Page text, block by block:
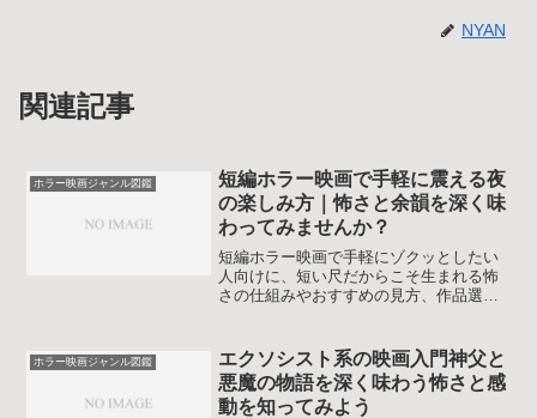
NYAN
関連記事
ホラー映画ジャンル図鑑
短編ホラー映画で手軽に震える夜
の楽しみ方｜怖さと余韻を深く味
わってみませんか？
短編ホラー映画で手軽にゾクッとしたい
人向けに、短い尺だからこそ生まれる怖
さの仕組みやおすすめの見方、作品選び
っと楽しめる視点が身につきます。一人
観賞にも配信サービス選びにも役立つ内
容です。
ホラー映画ジャンル図鑑
エクソシスト系の映画入門神父と
悪魔の物語を深く味わう怖さと感
動を知ってみよう